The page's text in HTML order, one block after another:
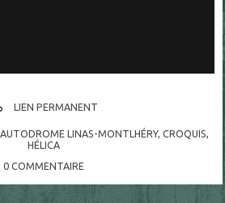
LIEN PERMANENT
AUTODROME LINAS-MONTLHÉRY,CROQUIS
HÉLICA
0 COMMENTAIRE